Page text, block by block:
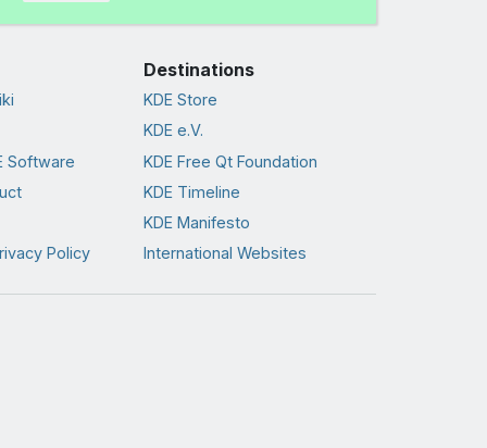
Software
Policy
Destinations
KDE Store
KDE e.V.
KDE Free Qt Foundation
KDE Timeline
KDE Manifesto
International Websites